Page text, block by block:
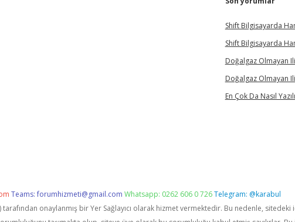
Shift Bilgisayarda
Shift Bilgisayarda
Doğalgaz Olmayan
Doğalgaz Olmayan
En Çok Da Nasıl
Teams:forumhizmeti@gmail.com Whatsapp: 0262 606 0 726Telegram: @karabul
tarafından onaylanmış bir Yer Sağlayıcı olarak hizmet vermektedir. Bu nedenle,